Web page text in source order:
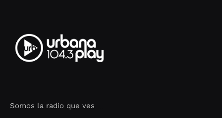
Somos la radio que ves